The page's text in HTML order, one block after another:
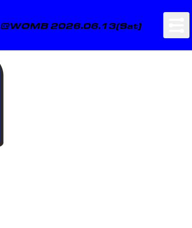
@WOMB 2026.06.13(Sat)